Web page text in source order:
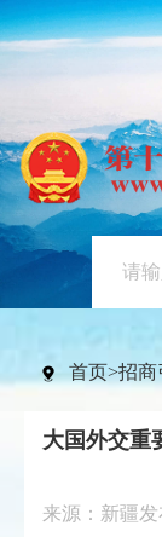
首页>招商
大国外交重
来源：新疆